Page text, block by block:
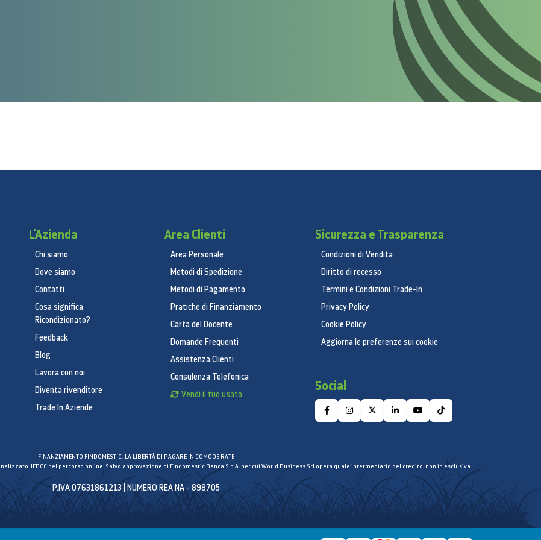
L'Azienda
Chi siamo
Dove siamo
Contatti
Cosa significa
Ricondizionato?
Feedback
Blog
Lavora con noi
Diventa rivenditore
Trade In Aziende
Area Clienti
Area Personale
Metodi di Spedizione
Metodi di Pagamento
Pratiche di Finanziamento
Carta del Docente
Domande Frequenti
Assistenza Clienti
Consulenza Telefonica
Vendi il tuo usato
Sicurezza e Trasparenza
Condizioni di Vendita
Diritto di recesso
Termini e Condizioni Trade-In
Privacy Policy
Cookie Policy
Aggiorna le preferenze sui cookie
Social
FINANZIAMENTO FINDOMESTIC: LA LIBERTÀ DI PAGARE IN COMODE RATE
IEBCC nel percorso online. Salvo approvazione di Findomestic Banca S.p.A. per cui World Business Srl opera quale intermediario del credito, non in esclusiva.
P.IVA 07631861213 | NUMERO REA NA - 898705